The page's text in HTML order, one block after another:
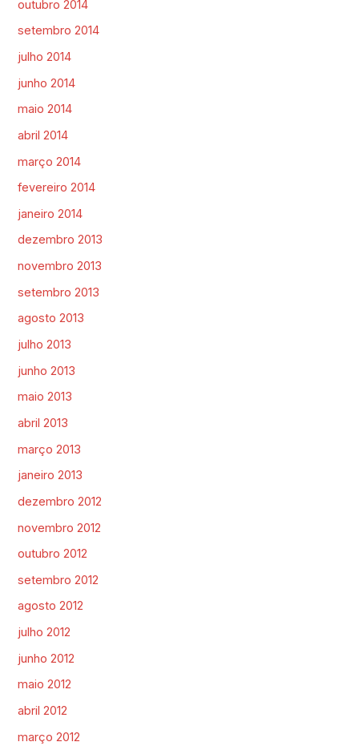
outubro 2014
setembro 2014
julho 2014
junho 2014
maio 2014
abril 2014
março 2014
fevereiro 2014
janeiro 2014
dezembro 2013
novembro 2013
setembro 2013
agosto 2013
julho 2013
junho 2013
maio 2013
abril 2013
março 2013
janeiro 2013
dezembro 2012
novembro 2012
outubro 2012
setembro 2012
agosto 2012
julho 2012
junho 2012
maio 2012
abril 2012
março 2012